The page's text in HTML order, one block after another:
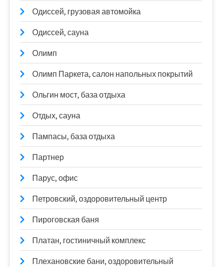
Одиссей, грузовая автомойка
Одиссей, сауна
Олимп
Олимп Паркета, салон напольных покрытий
Ольгин мост, база отдыха
Отдых, сауна
Пампасы, база отдыха
Партнер
Парус, офис
Петровский, оздоровительный центр
Пироговская баня
Платан, гостиничный комплекс
Плехановские бани, оздоровительный